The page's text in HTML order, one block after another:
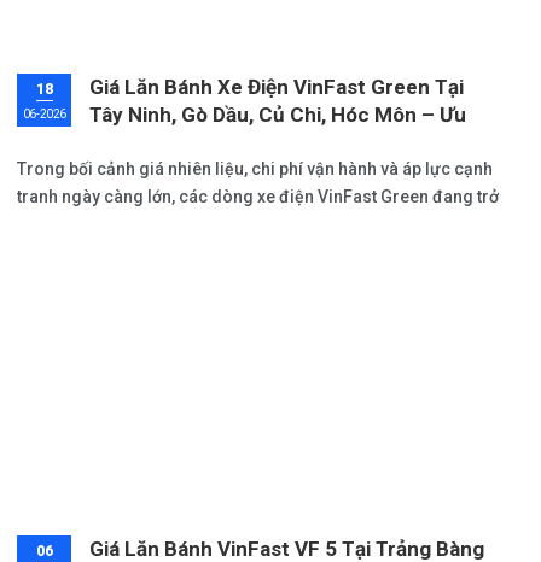
18
06-2026
Giá Lăn Bánh Xe Điện VinFast Green Tại
Tây Ninh, Gò Dầu, Củ Chi, Hóc Môn – Ưu
Trong bối cảnh giá nhiên liệu, chi phí vận hành và áp lực cạnh
tranh ngày càng lớn, các dòng xe điện VinFast Green đang trở
06 Giá Lăn Bánh VinFast VF 5 Tại Trảng Bàng